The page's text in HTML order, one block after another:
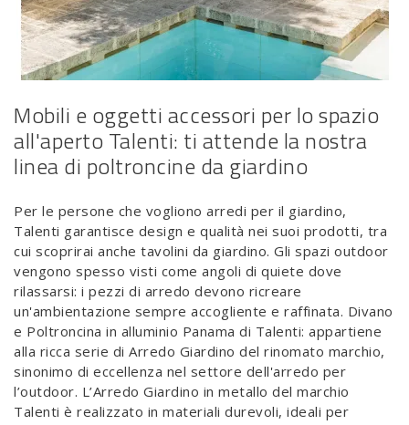
Mobili e oggetti accessori per lo spazio
all'aperto Talenti: ti attende la nostra
linea di poltroncine da giardino
Per le persone che vogliono arredi per il giardino,
Talenti garantisce design e qualità nei suoi prodotti, tra
cui scoprirai anche tavolini da giardino. Gli spazi outdoor
vengono spesso visti come angoli di quiete dove
rilassarsi: i pezzi di arredo devono ricreare
un'ambientazione sempre accogliente e raffinata. Divano
e Poltroncina in alluminio Panama di Talenti: appartiene
alla ricca serie di Arredo Giardino del rinomato marchio,
sinonimo di eccellenza nel settore dell'arredo per
l’outdoor. L’Arredo Giardino in metallo del marchio
Talenti è realizzato in materiali durevoli, ideali per